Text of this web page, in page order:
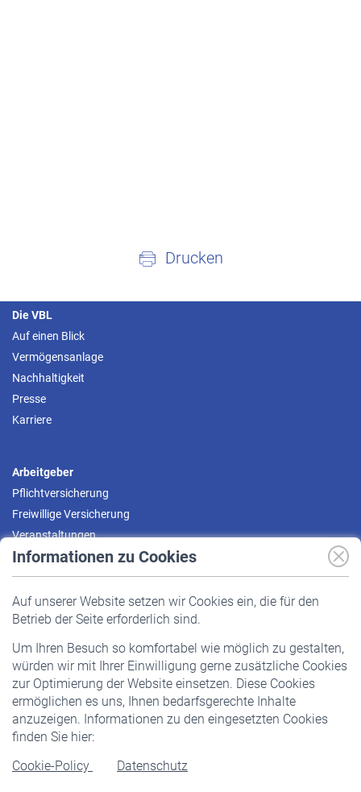
Informationen zu Cookies
Auf unserer Website setzen wir Cookies ein, die für den
Betrieb der Seite erforderlich sind.
Um Ihren Besuch so komfortabel wie möglich zu gestalten,
würden wir mit Ihrer Einwilligung gerne zusätzliche Cookies
zur Optimierung der Website einsetzen. Diese Cookies
ermöglichen es uns, Ihnen bedarfsgerechte Inhalte
anzuzeigen. Informationen zu den eingesetzten Cookies
finden Sie hier:
Cookie-Policy
Datenschutz
Drucken
Die VBL
Auf einen Blick
Vermögensanlage
Nachhaltigkeit
Presse
Karriere
Arbeitgeber
Pflichtversicherung
Freiwillige Versicherung
Veranstaltungen
Pflichtversicherung
Staatliche Förderung
Veranstaltungen
Rentner
Rentenbeginn
Rente beantragen